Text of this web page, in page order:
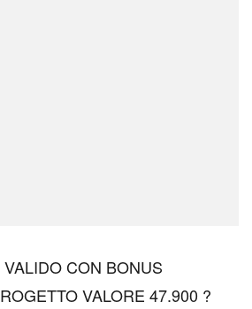
CON BONUS
VALORE 47.900 ?